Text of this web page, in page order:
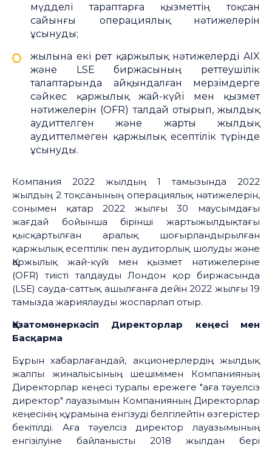
мүдделі тараптарға қызметтің тоқсан
сайынғы операциялық нәтижелерін
ұсынуды;
жылына екі рет қаржылық нәтижелерді AIX
және LSE биржасының реттеушілік
талаптарында айқындалған мерзімдерге
сәйкес қаржылық жай-күйі мен қызмет
нәтижелерін (OFR) талдай отырып, жылдық
аудиттелген және жарты жылдық
аудиттелмеген қаржылық есептілік түрінде
ұсынуды.
Компания 2022 жылдың 1 тамызында 2022
жылдың 2 тоқсанының операциялық нәтижелерін,
сонымен қатар 2022 жылғы 30 маусымдағы
жағдай бойынша бірінші жартыжылдықтағы
қысқартылған аралық шоғырландырылған
қаржылық есептілік пен аудиторлық шолуды және
Қаржылық жай-күйі мен қызмет нәтижелеріне
(OFR) тиісті талдауды Лондон қор биржасында
(LSE) сауда-саттық ашылғанға дейін 2022 жылғы 19
тамызда жариялауды жоспарлап отыр.
Қазатомөнеркәсіп Директорлар кеңесі мен
Басқарма
Бұрын хабарлағандай, акционерлердің жылдық
жалпы жиналысының шешімімен Компанияның
Директорлар кеңесі туралы ережеге "аға тәуелсіз
директор" лауазымын Компанияның Директорлар
кеңесінің құрамына енгізуді белгілейтін өзгерістер
бекітілді. Аға тәуелсіз директор лауазымының
енгізілуіне байланысты 2018 жылдан бері